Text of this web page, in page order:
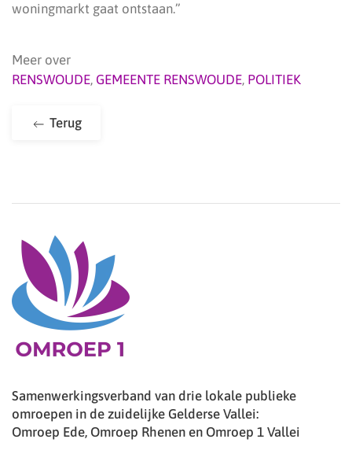
woningmarkt gaat ontstaan.”
Meer over
RENSWOUDE, GEMEENTE RENSWOUDE, POLITIEK
Terug
Samenwerkingsverband van drie lokale publieke
omroepen in de zuidelijke Gelderse Vallei:
Omroep Ede, Omroep Rhenen en Omroep 1 Vallei